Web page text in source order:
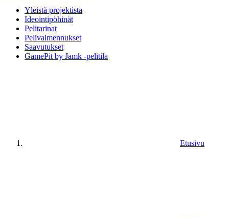
Yleistä projektista
Ideointipöhinät
Pelitarinat
Pelivalmennukset
Saavutukset
GamePit by Jamk -pelitila
Etusivu